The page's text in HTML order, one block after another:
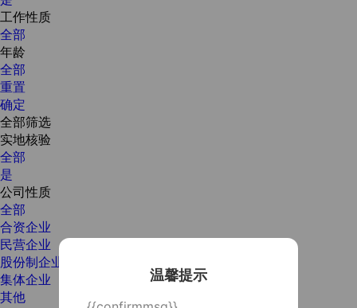
温馨提示
工作性质
全部
年龄
全部
重置
确定
全部筛选
实地核验
全部
是
公司性质
全部
合资企业
民营企业
股份制企业
集体企业
其他